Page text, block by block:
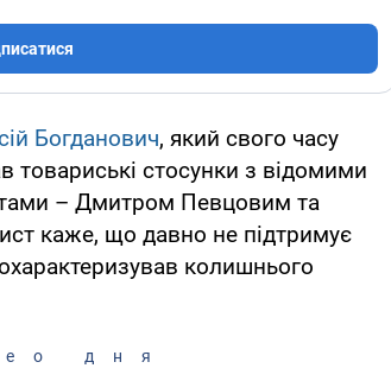
Богданович, який свого часу
товариські стосунки з відомими
– Дмитром Певцовим та
каже, що давно не підтримує
колишнього
дня